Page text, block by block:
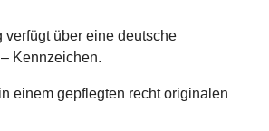
verfügt über eine deutsche
Kennzeichen.
einem gepflegten recht originalen